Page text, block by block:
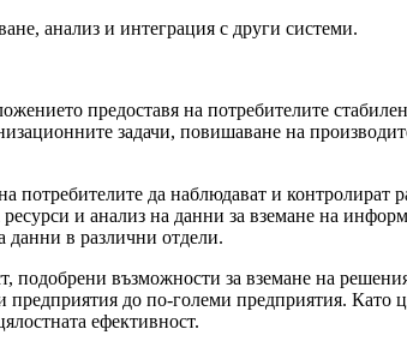
анализ и интеграция с други системи.
предоставя на потребителите
задачи, повишаване на
да наблюдават и контролират
и анализ на данни за вземане на
данни в различни отдели.
подобрени възможности за вземане на
до по-големи предприятия. Като
ефективност.